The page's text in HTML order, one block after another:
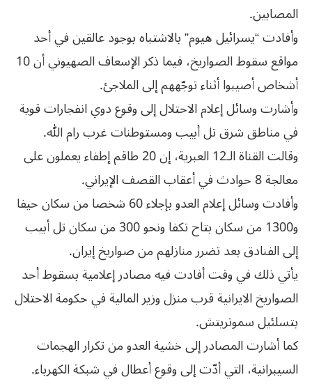
المصابين.
وأفادت “يسرائيل هيوم” بالاشتباه بوجود عالقين في أحد
مواقع سقوط الصواريخ، فيما ذكر الإسعاف الصهيوني أن 10
أشخاص أصيبوا أثناء توجّههم إلى الملاجئ.
وأشارت وسائل إعلام الاحتلال إلى وقوع دوي انفجارات قوية
في مناطق شرق تل أبيب ومستوطنات غرب رام الله.
وقالت القناة الـ12 العبرية، إن 20 طاقم إطفاء يعملون على
معالجة 8 حوادث في أعقاب القصف الإيراني.
وأفادت وسائل إعلام العدو بإجلاء 60 شخصا من سكان حيفا
و1300 من سكان بتاح تكفا ونحو 300 من سكان تل أبيب
إلى الفنادق بعد تضرر منازلهم من صواريخ إيران.
يأتي ذلك في وقت أفادت فيه مصادر إعلامية بسقوط أحد
الصواريخ الايرانية قرب منزل وزير المالية في حكومة الاحتلال
بتسلئيل سموتريتش.
كما أشارت المصادر إلى خشية العدو من تكرار الهجمات
السيبرانية، التي أدّت إلى وقوع أعطال في شبكة الكهرباء.